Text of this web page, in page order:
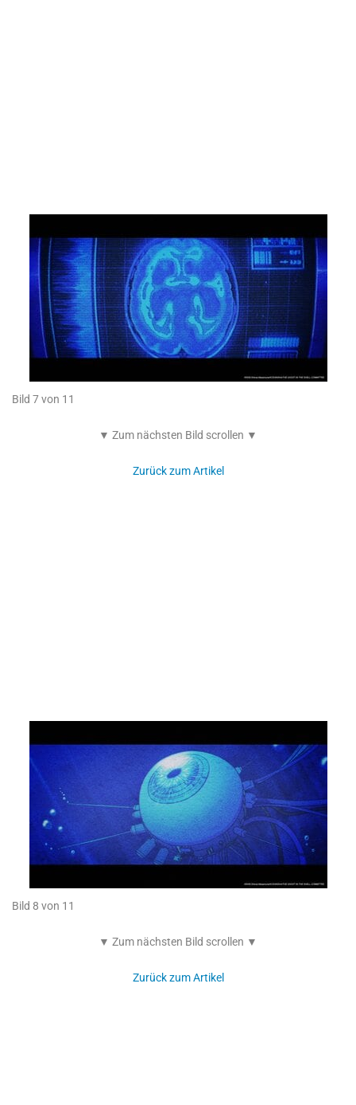
Bild 7 von 11
▼ Zum nächsten Bild scrollen ▼
Zurück zum Artikel
Bild 8 von 11
▼ Zum nächsten Bild scrollen ▼
Zurück zum Artikel